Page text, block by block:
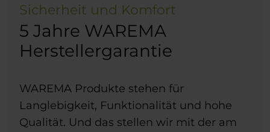
Sicherheit und Komfort
5 Jahre WAREMA
Herstellergarantie
WAREMA Produkte stehen für
Langlebigkeit, Funktionalität und hohe
Qualität. Und das stellen wir mit der am